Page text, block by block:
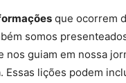
que ocorrem
somos
nos guiam em nossa
Essas lições podem